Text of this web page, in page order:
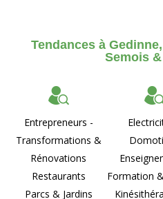
Tendances à
Semois
Entrepreneurs -
Transformations &
Rénovations
Restaurants
Parcs & Jardins
Formation